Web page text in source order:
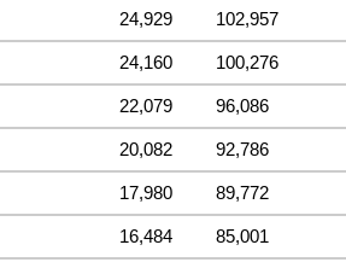
24,929 102,957
24,160 100,276
22,079 96,086
20,082 92,786
17,980 89,772
16,484 85,001